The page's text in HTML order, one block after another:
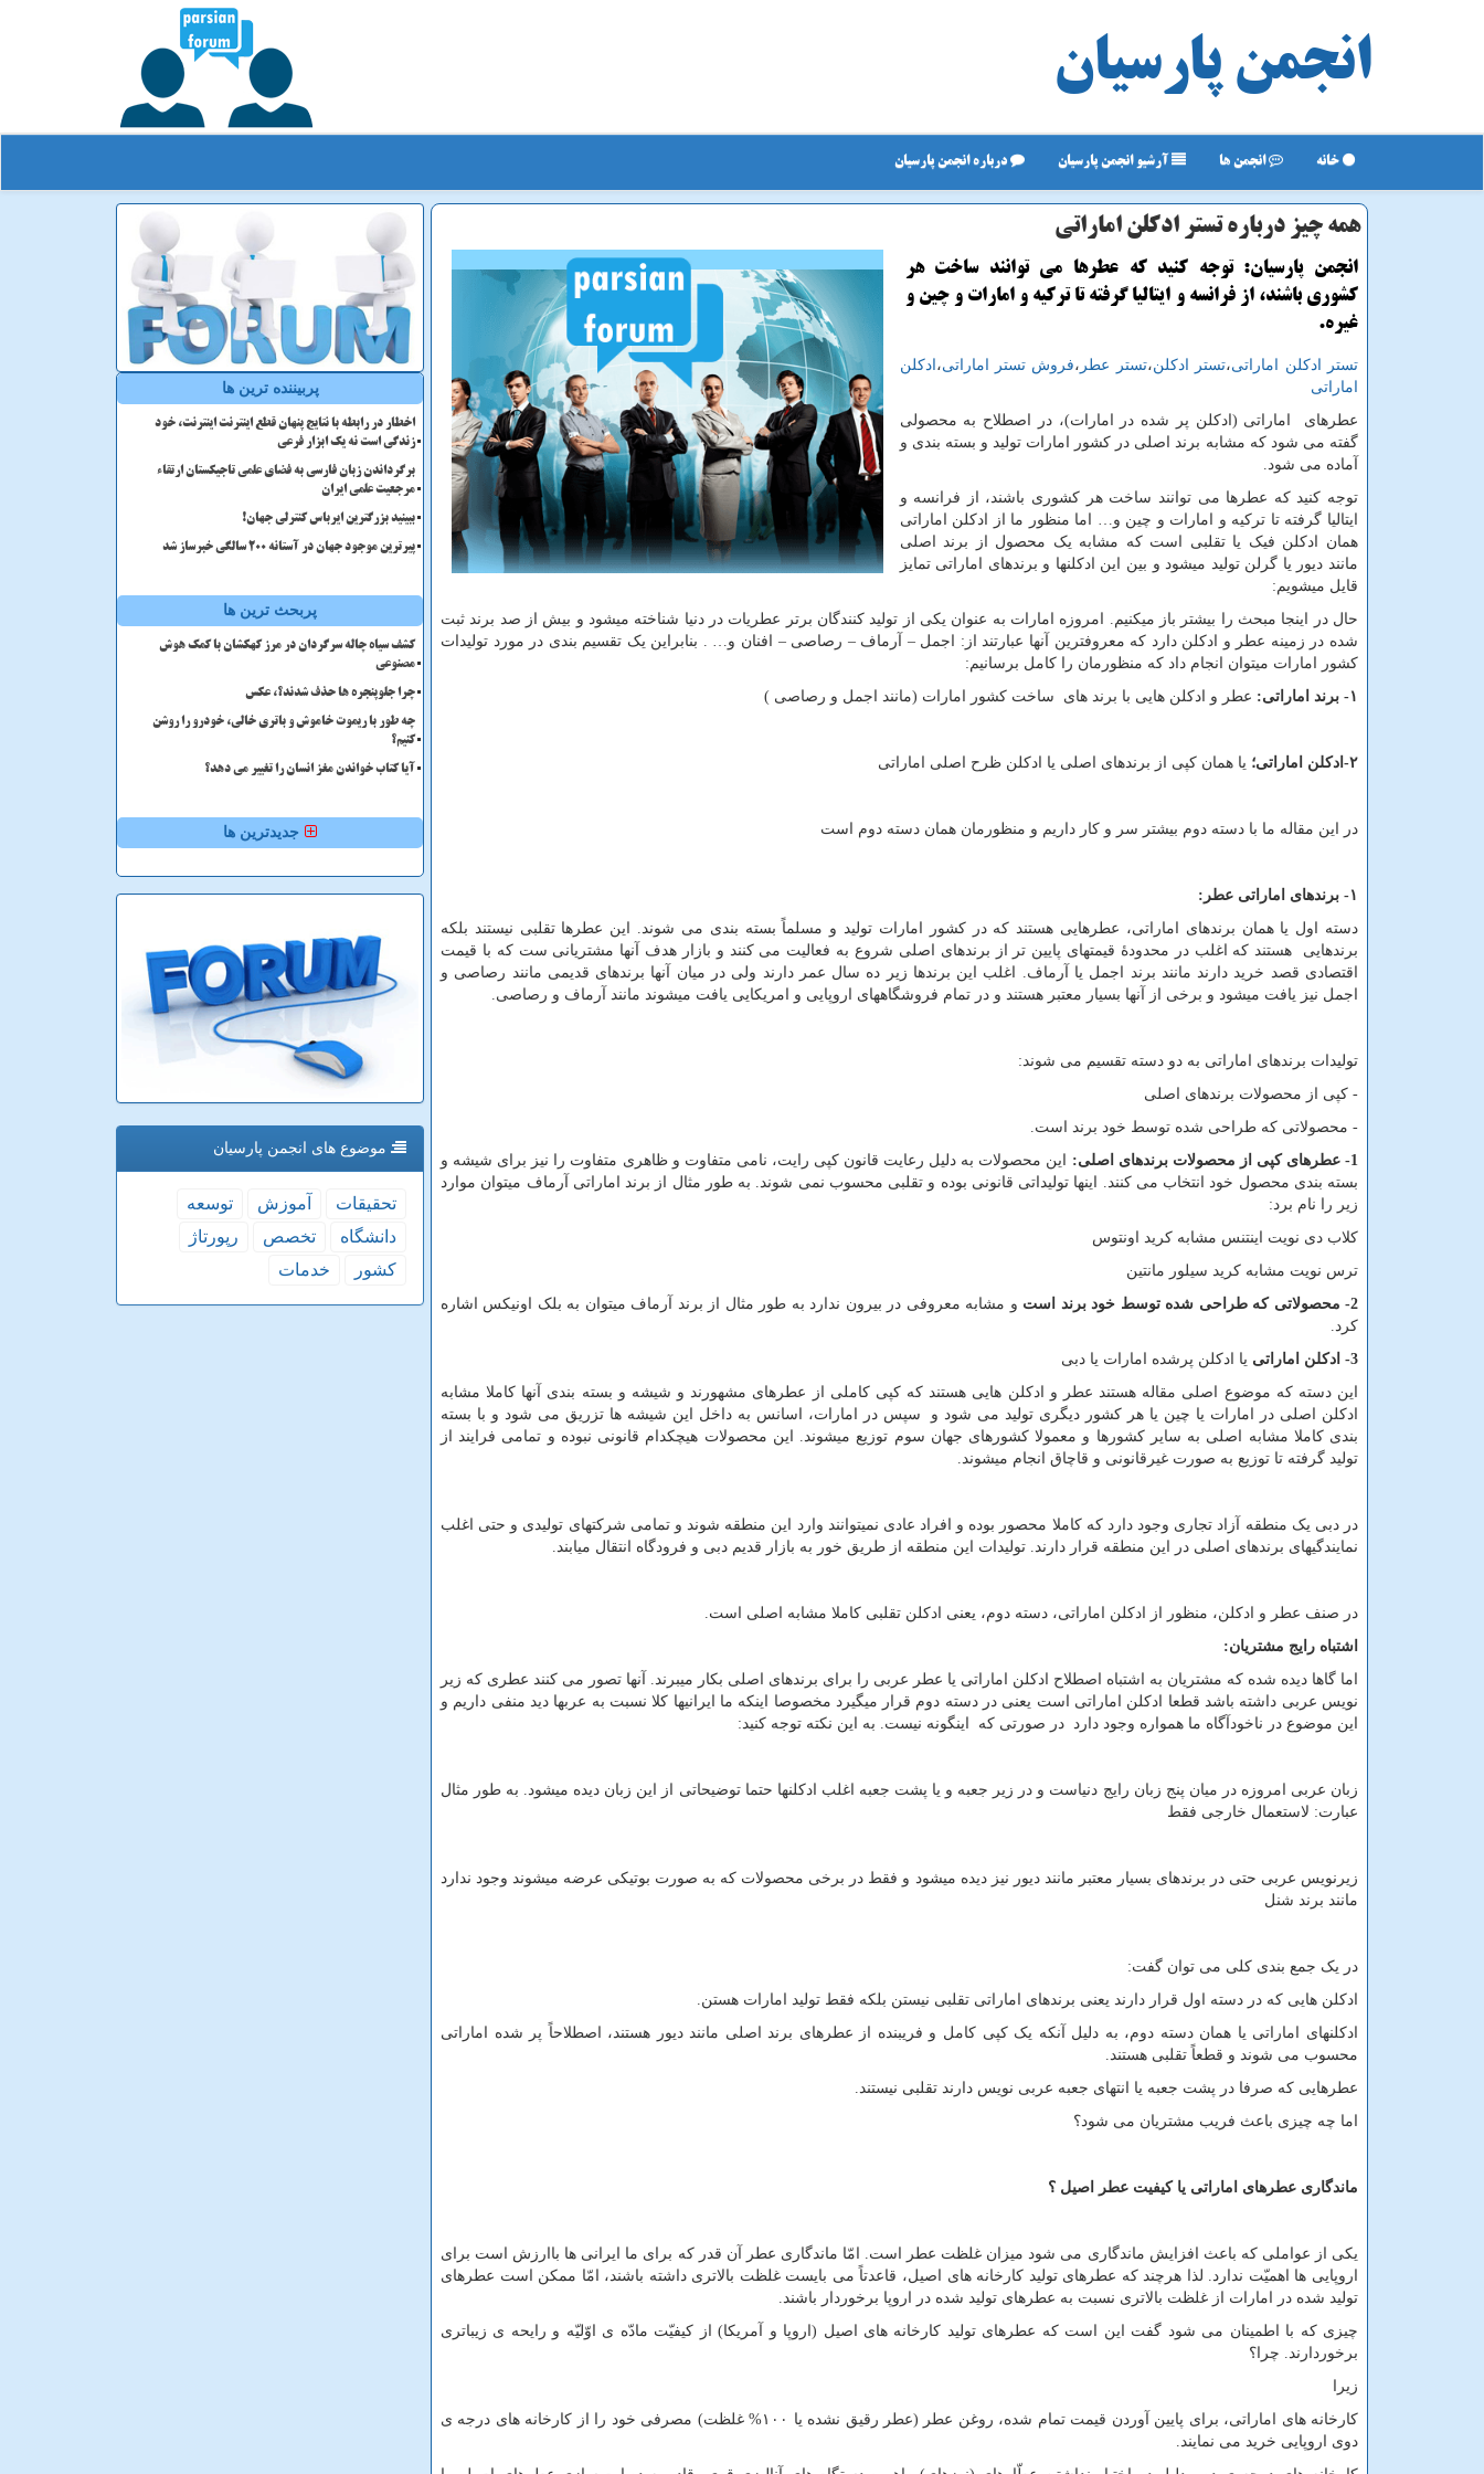
انجمن پارسیان
خانه انجمن ها آرشیو انجمن پارسیان درباره انجمن پارسیان
همه چیز درباره تستر ادكلن اماراتی
انجمن پارسیان: توجه كنید كه عطرها می توانند ساخت هر
كشوری باشند، از فرانسه و ایتالیا گرفته تا تركیه و امارات و چین و
غیره.
تستر ادکلن اماراتی،تستر ادکلن،تستر عطر ،فروش تستر اماراتی، ادکلن
اماراتی
عطرهای اماراتی (ادکلن پر شده در امارات)، در اصطلاح به محصولی
گفته می شود که مشابه برند اصلی در کشور امارات تولید و بسته بندی و
آماده می شود.
توجه کنید که عطرها می توانند ساخت هر کشوری باشند، از فرانسه و
ایتالیا گرفته تا ترکیه و امارات و چین و… اما منظور ما از ادکلن اماراتی
همان ادکلن فیک یا تقلبی است که مشابه یک محصول از برند اصلی
مانند دیور یا گرلن تولید میشود و بین این ادکلنها و برندهای اماراتی تمایز
قایل میشویم:
حال در اینجا مبحث را بیشتر باز میکنیم. امروزه امارات به عنوان یکی از تولید کنندگان برتر عطریات در دنیا شناخته میشود و بیش از صد برند ثبت
شده در زمینه عطر و ادکلن دارد که معروفترین آنها عبارتند از: اجمل – آرماف – رصاصی – افنان و… . بنابراین یک تقسیم بندی در مورد تولیدات
کشور امارات میتوان انجام داد که منظورمان را کامل برسانیم:
۱- برند اماراتی:
عطر و ادکلن هایی با برند های ساخت کشور امارات (مانند اجمل و رصاصی )
۲-ادکلن اماراتی؛ یا همان کپی از برندهای اصلی یا ادکلن ظرح اصلی اماراتی
در این مقاله ما با دسته دوم بیشتر سر و کار داریم و منظورمان همان دسته دوم است
۱- برندهای اماراتی عطر:
دسته اول یا همان برندهای اماراتی، عطرهایی هستند که در کشور امارات تولید و مسلماً بسته بندی می شوند. این عطرها تقلبی نیستند بلکه
برندهایی هستند که اغلب در محدودۀ قیمتهای پایین تر از برندهای اصلی شروع به فعالیت می کنند و بازار هدف آنها مشتریانی ست که با قیمت
اقتصادی قصد خرید دارند مانند برند اجمل یا آرماف. اغلب این برندها زیر ده سال عمر دارند ولی در میان آنها برندهای قدیمی مانند رصاصی و
اجمل نیز یافت میشود و برخی از آنها بسیار معتبر هستند و در تمام فروشگاههای اروپایی و امریکایی یافت میشوند مانند آرماف و رصاصی.
تولیدات برندهای اماراتی به دو دسته تقسیم می شوند:
- کپی از محصولات برندهای اصلی
- محصولاتی که طراحی شده توسط خود برند است.
1- عطرهای کپی از محصولات برندهای اصلی:
این محصولات به دلیل رعایت قانون کپی رایت، نامی متفاوت و ظاهری متفاوت را نیز برای شیشه و
بسته بندی محصول خود انتخاب می کنند. اینها تولیداتی قانونی بوده و تقلبی محسوب نمی شوند. به طور مثال از برند اماراتی آرماف میتوان موارد
زیر را نام برد:
کلاب دی نویت اینتنس مشابه کرید اونتوس
ترس نویت مشابه کرید سیلور مانتین
2- محصولاتی که طراحی شده توسط خود برند است
و مشابه معروفی در بیرون ندارد به طور مثال از برند آرماف میتوان به بلک اونیکس اشاره
کرد.
3- ادکلن اماراتی
یا ادکلن پرشده امارات یا دبی
این دسته که موضوع اصلی مقاله هستند عطر و ادکلن هایی هستند که کپی کاملی از عطرهای مشهورند و شیشه و بسته بندی آنها کاملا مشابه
ادکلن اصلی در امارات یا چین یا هر کشور دیگری تولید می شود و سپس در امارات، اسانس به داخل این شیشه ها تزریق می شود و با بسته
بندی کاملا مشابه اصلی به سایر کشورها و معمولا کشورهای جهان سوم توزیع میشوند. این محصولات هیچکدام قانونی نبوده و تمامی فرایند از
تولید گرفته تا توزیع به صورت غیرقانونی و قاچاق انجام میشوند.
در دبی یک منطقه آزاد تجاری وجود دارد که کاملا محصور بوده و افراد عادی نمیتوانند وارد این منطقه شوند و تمامی شرکتهای تولیدی و حتی اغلب
نمایندگیهای برندهای اصلی در این منطقه قرار دارند. تولیدات این منطقه از طریق خور به بازار قدیم دبی و فرودگاه انتقال میابند.
در صنف عطر و ادکلن، منظور از ادکلن اماراتی، دسته دوم، یعنی ادکلن تقلبی کاملا مشابه اصلی است.
اشتباه رایج مشتریان:
اما گاها دیده شده که مشتریان به اشتباه اصطلاح ادکلن اماراتی یا عطر عربی را برای برندهای اصلی بکار میبرند. آنها تصور می کنند عطری که زیر
نویس عربی داشته باشد قطعا ادکلن اماراتی است یعنی در دسته دوم قرار میگیرد مخصوصا اینکه ما ایرانیها کلا نسبت به عربها دید منفی داریم و
این موضوع در ناخودآگاه ما همواره وجود دارد در صورتی که اینگونه نیست. به این نکته توجه کنید:
زبان عربی امروزه در میان پنج زبان رایج دنیاست و در زیر جعبه و یا پشت جعبه اغلب ادکلنها حتما توضیحاتی از این زبان دیده میشود. به طور مثال
عبارت: لاستعمال خارجی فقط
زیرنویس عربی حتی در برندهای بسیار معتبر مانند دیور نیز دیده میشود و فقط در برخی محصولات که به صورت بوتیکی عرضه میشوند وجود ندارد
مانند برند شنل
در یک جمع بندی کلی می توان گفت:
ادکلن هایی که در دسته اول قرار دارند یعنی برندهای اماراتی تقلبی نیستن بلکه فقط تولید امارات هستن.
ادکلنهای اماراتی یا همان دسته دوم، به دلیل آنکه یک کپی کامل و فریبنده از عطرهای برند اصلی مانند دیور هستند، اصطلاحاً پر شده اماراتی
محسوب می شوند و قطعاً تقلبی هستند.
عطرهایی که صرفا در پشت جعبه یا انتهای جعبه عربی نویس دارند تقلبی نیستند.
اما چه چیزی باعث فریب مشتریان می شود؟
ماندگاری عطرهای اماراتی یا کیفیت عطر اصیل ؟
یکی از عواملی که باعث افزایش ماندگاری می شود میزان غلظت عطر است. امّا ماندگاری عطر آن قدر که برای ما ایرانی ها باارزش است برای
اروپایی ها اهمیّت ندارد. لذا هرچند که عطرهای تولید کارخانه های اصیل، قاعدتاً می بایست غلظت بالاتری داشته باشند، امّا ممکن است عطرهای
تولید شده در امارات از غلظت بالاتری نسبت به عطرهای تولید شده در اروپا برخوردار باشند.
چیزی که با اطمینان می شود گفت این است که عطرهای تولید کارخانه های اصیل (اروپا و آمریکا) از کیفیّت مادّه ی اوّلیّه و رایحه ی زیباتری
برخوردارند. چرا؟
زیرا
کارخانه های اماراتی، برای پایین آوردن قیمت تمام شده، روغن عطر (عطر رقیق نشده یا ۱۰۰% غلظت) مصرفی خود را از کارخانه های درجه ی
دوی اروپایی خرید می نمایند.
پربیننده ترین ها
اخطار در رابطه با نتایج پنهان قطع اینترنت اینترنت، خود
زندگی است نه یک ابزار فرعی
برگرداندن زبان فارسی به فضای علمی تاجیکستان ارتقاء
مرجعیت علمی ایران
ببینید بزرگترین ایرباس کنترلی جهان!
پیرترین موجود جهان در آستانه ۲۰۰ سالگی خبرساز شد
پربحث ترین ها
کشف سیاه چاله سرگردان در مرز کهکشان با کمک هوش
مصنوعی
چرا جلوپنجره ها حذف شدند؟، عکس
چه طور با ریموت خاموش و باتری خالی، خودرو را روشن
کنیم؟
آیا کتاب خواندن مغز انسان را تغییر می دهد؟
جدیدترین ها
موضوع های انجمن پارسیان
تحقیقات آموزش
توسعه
دانشگاه
تخصص
رپورتاژ
كشور
خدمات